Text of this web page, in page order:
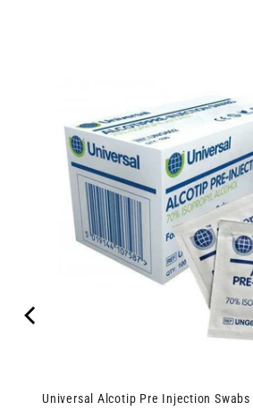
Universal Alcotip Pre Injection Swabs